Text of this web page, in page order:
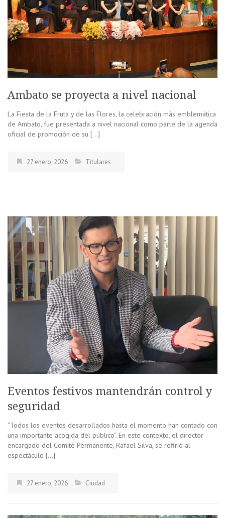
Ambato se proyecta a nivel nacional
La Fiesta de la Fruta y de las Flores, la celebración más emblemática
de Ambato, fue presentada a nivel nacional como parte de la agenda
oficial de promoción de su […]
27 enero, 2026 Titulares
Eventos festivos mantendrán control y
seguridad
“Todos los eventos desarrollados hasta el momento han contado con
una importante acogida del público”. En este contexto, el director
encargado del Comité Permanente, Rafael Silva, se refirió al
espectáculo […]
27 enero, 2026 Ciudad